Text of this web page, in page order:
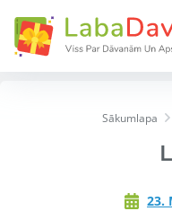
Sākumlapa
23.